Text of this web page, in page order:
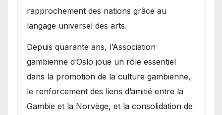
rapprochement des nations grâce au
langage universel des arts.
​Depuis quarante ans, l’Association
gambienne d’Oslo joue un rôle essentiel
dans la promotion de la culture gambienne,
le renforcement des liens d’amitié entre la
Gambie et la Norvège, et la consolidation de